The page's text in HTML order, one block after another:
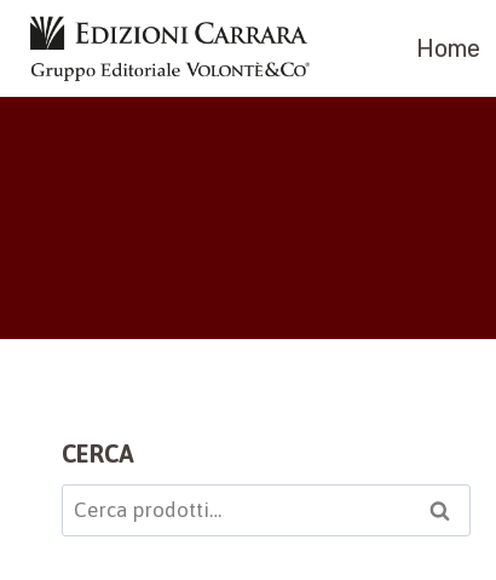
Salta
contenuto
Home
CERCA
Cerca: Cerca